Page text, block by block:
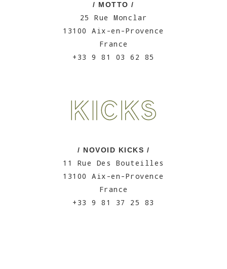
/ MOTTO /
25 Rue Monclar
13100 Aix-en-Provence
France
+33 9 81 03 62 85
/ NOVOID KICKS /
11 Rue Des Bouteilles
13100 Aix-en-Provence
France
+33 9 81 37 25 83